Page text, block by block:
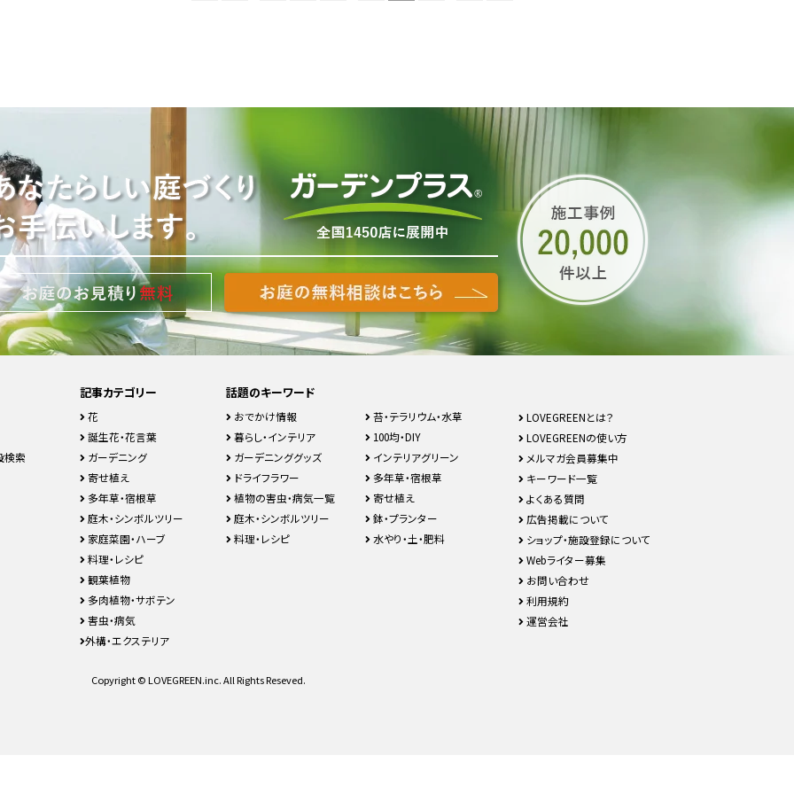
検索
記事カテゴリー
花
誕生花・花言葉
ガーデニング
寄せ植え
多年草・宿根草
庭木・シンボルツリー
家庭菜園・ハーブ
料理・レシピ
観葉植物
多肉植物・サボテン
害虫・病気
外構・エクステリア
話題のキーワード
おでかけ情報
苔・テラリウム・水草
暮らし・インテリア
100均・DIY
ガーデニンググッズ
インテリアグリーン
ドライフラワー
多年草・宿根草
植物の害虫・病気一覧
寄せ植え
庭木・シンボルツリー
鉢・プランター
料理・レシピ
水やり・土・肥料
LOVEGREENとは？
LOVEGREENの使い方
メルマガ会員募集中
キーワード一覧
よくある質問
広告掲載について
ショップ・施設登録について
Webライター募集
お問い合わせ
利用規約
運営会社
Copyright © LOVEGREEN.inc. All Rights Reseved.